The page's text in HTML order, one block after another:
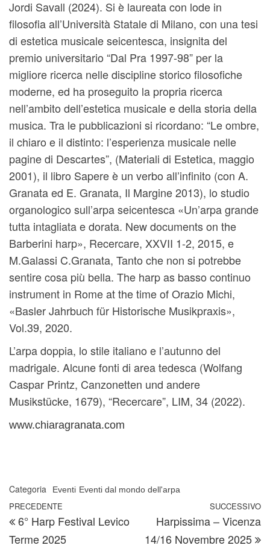
Jordi Savall (2024). Si è laureata con lode in
filosofia all’Università Statale di Milano, con una tesi
di estetica musicale seicentesca, insignita del
premio universitario “Dal Pra 1997-98” per la
migliore ricerca nelle discipline storico filosofiche
moderne, ed ha proseguito la propria ricerca
nell’ambito dell’estetica musicale e della storia della
musica. Tra le pubblicazioni si ricordano: “Le ombre,
il chiaro e il distinto: l’esperienza musicale nelle
pagine di Descartes”, (Materiali di Estetica, maggio
2001), il libro Sapere è un verbo all’infinito (con A.
Granata ed E. Granata, Il Margine 2013), lo studio
organologico sull’arpa seicentesca «Un’arpa grande
tutta intagliata e dorata. New documents on the
Barberini harp», Recercare, XXVII 1-2, 2015, e
M.Galassi C.Granata, Tanto che non si potrebbe
sentire cosa più bella. The harp as basso continuo
instrument in Rome at the time of Orazio Michi,
«Basler Jahrbuch für Historische Musikpraxis»,
Vol.39, 2020.
L’arpa doppia, lo stile italiano e l’autunno del
madrigale. Alcune fonti di area tedesca (Wolfang
Caspar Printz, Canzonetten und andere
Musikstücke, 1679), “Recercare”, LIM, 34 (2022).
www.chiaragranata.com
Categoria Eventi Eventi dal mondo dell'arpa
Navigazione articoli
Articolo precedente
PRECEDENTE
6° Harp Festival Levico
Terme 2025
SUCCESSIVO
Harpissima – Vicenza
14/16 Novembre 2025